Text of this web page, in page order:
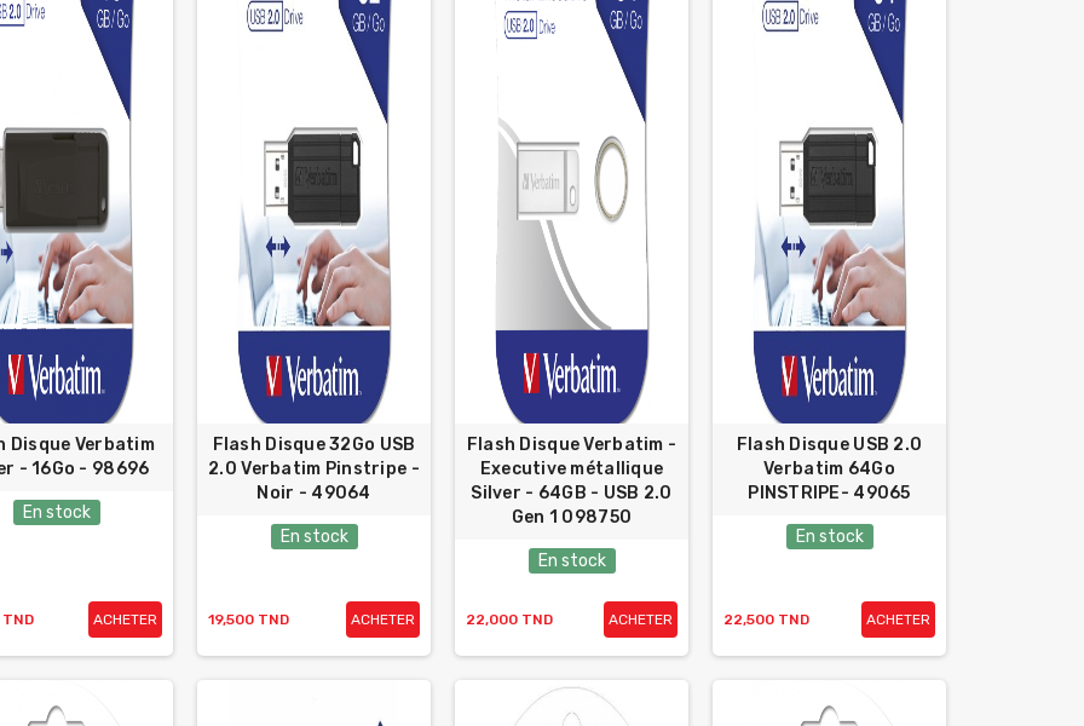
Disque Verbatim
- 16Go - 98696
En stock
ACHETER
Flash Disque 32Go USB
2.0 Verbatim Pinstripe -
Noir - 49064
En stock
19,500 TND ACHETER
Flash Disque Verbatim -
Executive métallique
Silver - 64GB - USB 2.0
Gen 1 098750
En stock
22,000 TND ACHETER
Flash Disque USB 2.0
Verbatim 64Go
PINSTRIPE- 49065
En stock
22,500 TND ACHETER